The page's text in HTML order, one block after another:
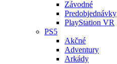
Závodné
Predobjednávky
PlayStation VR
PS5
Akčné
Adventury
Arkády